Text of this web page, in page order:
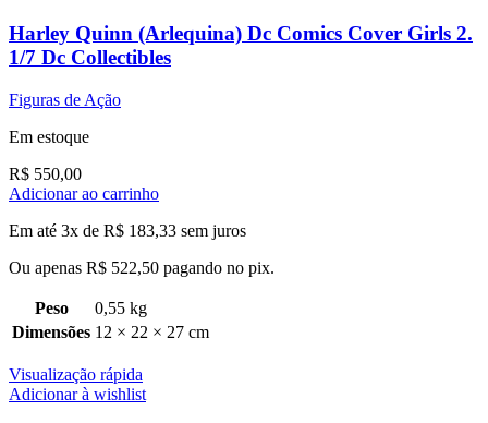
Harley Quinn (Arlequina) Dc Comics Cover Girls 2.
1/7 Dc Collectibles
Figuras de Ação
Em estoque
R$ 550,00
Adicionar ao carrinho
Em até 3x de R$ 183,33 sem juros
Ou apenas R$ 522,50 pagando no pix.
Peso
0,55 kg
Dimensões 12 × 22 × 27 cm
Visualização rápida
Adicionar à wishlist